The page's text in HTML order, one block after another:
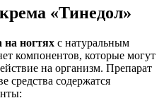
«Тинедол»
ногтях с натуральным
компонентов, которые могут
на организм. Препарат
средства содержатся